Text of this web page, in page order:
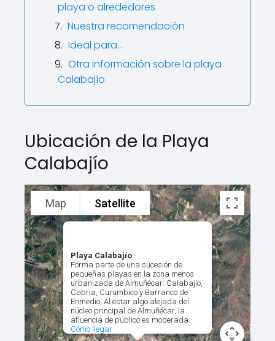
playa o alrededores
Nuestra recomendación
Ideal para...
Otra información sobre la playa
Calabajío
Ubicación de la Playa
Calabajío
Playa Calabajío
Forma parte de una sucesión de
pequeñas playas en la zona menos
urbanizada de Almuñécar: Calabajío,
Cabria, Curumbico y Barranco de
Enmedio. Al estar algo alejada del
núcleo principal de Almuñécar, la
afluencia de público es moderada.
Cómo llegar
Map Satellite